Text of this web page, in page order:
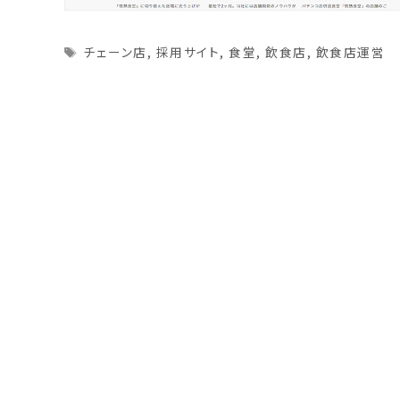
Tags
チェーン店, 採用サイト,食堂,飲食店, 飲食店運営